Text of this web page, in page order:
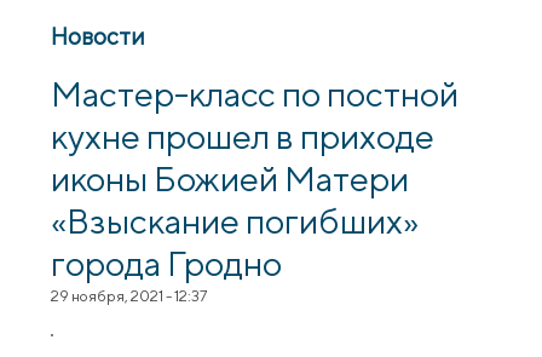
Новости
Мастер-класс по постной
кухне прошел в приходе
иконы Божией Матери
«Взыскание погибших»
города Гродно
29 ноября, 2021 - 12:37